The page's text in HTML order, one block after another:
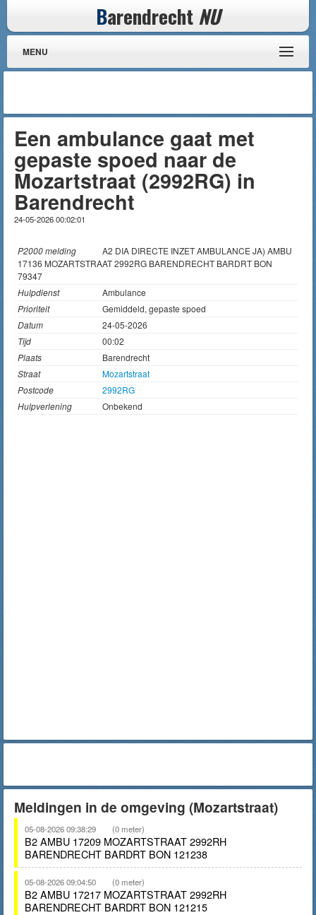
Barendrecht NU
MENU
Een ambulance gaat met
gepaste spoed naar de
Mozartstraat (2992RG) in
Barendrecht
24-05-2026 00:02:01
P2000 melding
A2 DIA DIRECTE INZET AMBULANCE JA) AMBU
17136 MOZARTSTRAAT 2992RG BARENDRECHT BARDRT BON
79347
Hulpdienst
Ambulance
Prioriteit
Gemiddeld, gepaste spoed
Datum
24-05-2026
Tijd
00:02
Plaats
Barendrecht
Straat
Mozartstraat
Postcode
2992RG
Hulpverlening
Onbekend
Meldingen in de omgeving (Mozartstraat)
05-08-2026 09:38:29 (0 meter)
B2 AMBU 17209 MOZARTSTRAAT 2992RH
BARENDRECHT BARDRT BON 121238
05-08-2026 09:04:50 (0 meter)
B2 AMBU 17217 MOZARTSTRAAT 2992RH
BARENDRECHT BARDRT BON 121215